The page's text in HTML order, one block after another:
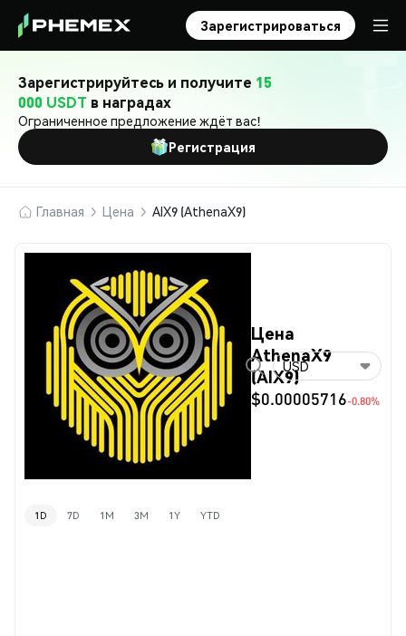
Зарегистрироваться
Зарегистрируйтесь и получите 15
000 USDT в наградах
Ограниченное предложение ждёт вас!
Регистрация
Главная Цена AIX9 (AthenaX9)
Цена
AthenaX9
(AIX9)
$0.00005716-0.80%
USD
1D 7D 1M 3M 1Y YTD